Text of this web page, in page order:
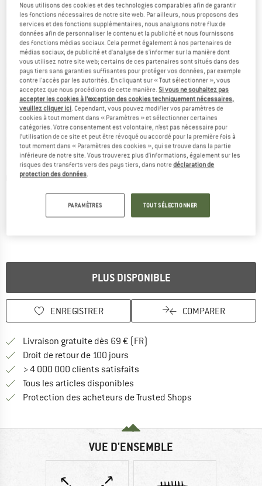
Photos détaillées
PLUS DISPONIBLE
ENREGISTRER COMPARER
Livraison gratuite dès 69 € (FR)
Droit de retour de 100 jours
> 4 000 000 clients satisfaits
Tous les articles disponibles
Protection des acheteurs de Trusted Shops
VUE D'ENSEMBLE
Nous utilisons des cookies et des technologies comparables afin de garantir
les fonctions nécessaires de notre site web. Par ailleurs, nous proposons des
services et des fonctions supplémentaires, nous analysons notre flux de
données afin de personnaliser le contenu et la publicité et nous fournissons
des fonctions médias sociaux. Cela permet également à nos partenaires de
médias sociaux, de publicité et d'analyse de s'informer sur la manière dont
vous utilisez notre site web; certains de ces partenaires sont situés dans des
pays tiers sans garanties suffisantes pour protéger vos données, par exemple
contre l'accès par les autorités. En cliquant sur « Tout sélectionner », vous
acceptez que nous procédions de cette manière.Si vous ne souhaitez pas
accepter les cookies à l’exception des cookies techniquement nécessaires,
veuillez cliquer ici. Cependant, vous pouvez modifier vos paramètres de
cookies à tout moment dans « Paramètres » et sélectionner certaines
catégories. Votre consentement est volontaire, n’est pas nécessaire pour
l’utilisation de ce site et peut être révoqué ou accordé pour la première fois à
tout moment dans « Paramètres des cookies », qui se trouve dans la partie
inférieure de notre site. Vous trouverez plus d'informations, également sur les
risques des transferts vers des pays tiers, dans notredéclaration de
protection des données.
PARAMÈTRES TOUT SÉLECTIONNER